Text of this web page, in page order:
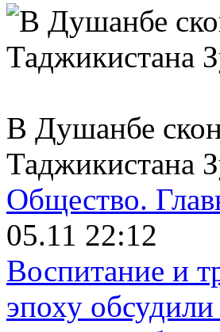
В Душанбе
Таджикистана
Общество.
05.11 22:12
Воспитание и
эпоху